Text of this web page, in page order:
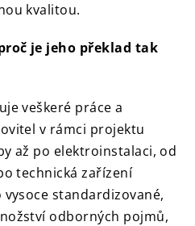
kvalitou.
je jeho překlad tak
veškeré práce a
v rámci projektu
až po elektroinstalaci, od
technická zařízení
standardizované,
odborných pojmů,